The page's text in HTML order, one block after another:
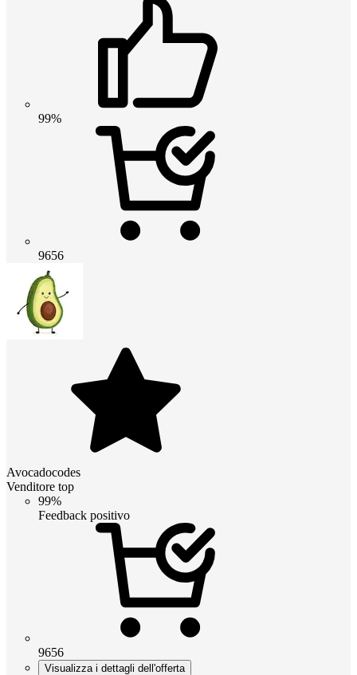
99%
9656
Avocadocodes
Venditore top
99%
Feedback positivo
9656
Visualizza i dettagli dell'offerta